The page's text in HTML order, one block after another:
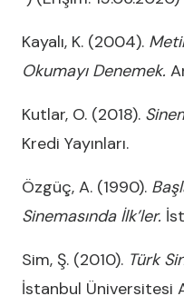
Kayalı, K. (2004).
Okumayı Denemek.
Kutlar, O. (2018).
Kredi Yayınları.
Özgüç, A. (1990).
Sinemasında İlk’ler.
Sim, Ş. (2010). Türk
İstanbul Üniversitesi